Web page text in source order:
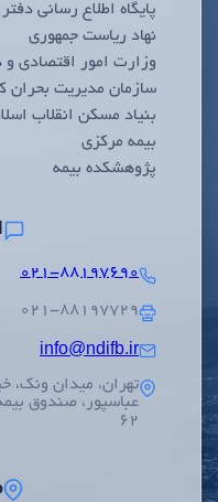
پایگاه اطلاع رسانی
نهاد ریاست جمهوری
وزارت امور اقتصادی و
سازمان مدیریت بحران
بنیاد مسکن انقلاب
بیمه مرکزی
پژوهشکده بیمه
۰۲۱-۸۸۱۹۷۶۹۰
۰۲۱-۸۸۱۹۷۷۲۹
info@ndifb.ir
تهران، میدان ونک،
عباسپور، صندوق
62